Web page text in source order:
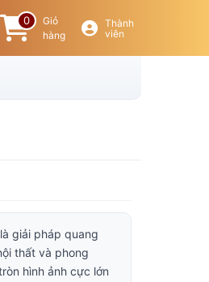
0
Giỏ
hàng
Thành
viên
là giải pháp quang
thất và phong
hình ảnh cực lớn